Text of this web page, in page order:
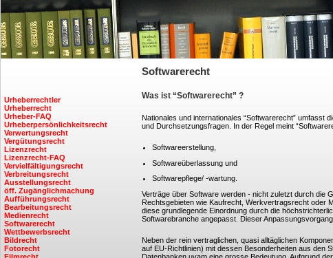
Urheberrechtler
Urheberrecht
Urheber-FAQ
Urheberpersönlichkeitsrecht
Verwertungsrecht
Vergütungsrecht
Lizenzrecht
Lizenzrecht-FAQ
Vervielfältigungsrecht
Verbreitungsrecht
Ausstellungsrecht
öff. Zugänglichmachung
Aufführungsrecht
Bearbeitungsrecht
Medienrecht
Softwarerecht
Wettbewerbsrecht
Bildrecht
Fotorecht
Softwarerecht
Was ist “Softwarerecht” ?
Nationales und internationales “Softwarerecht” umfasst
und Durchsetzungsfragen. In der Regel meint
Softwareerstellung,
Softwareüberlassung und
Softwarepflege/ -wartung.
Verträge über Software werden - nicht zuletzt durch die
Rechtsgebieten wie Kaufrecht, Werkvertragsrecht oder
diese grundlegende Einordnung durch die
Softwarebranche angepasst. Dieser
Neben der rein vertraglichen, quasi alltäglichen
auf EU-Richtlinien) mit dessen Besonderheiten aus den